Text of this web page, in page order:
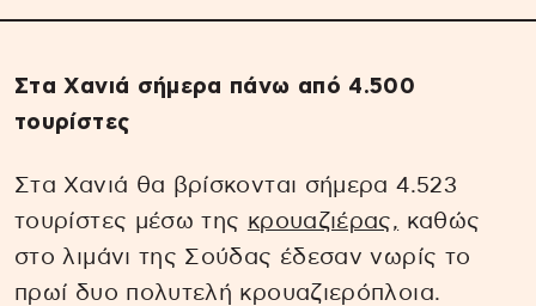
Στα Χανιά σήμερα πάνω από 4.500
τουρίστες
Στα Χανιά θα βρίσκονται σήμερα 4.523
τουρίστες μέσω της κρουαζιέρας, καθώς
στο λιμάνι της Σούδας έδεσαν νωρίς το
πρωί δυο πολυτελή κρουαζιερόπλοια.